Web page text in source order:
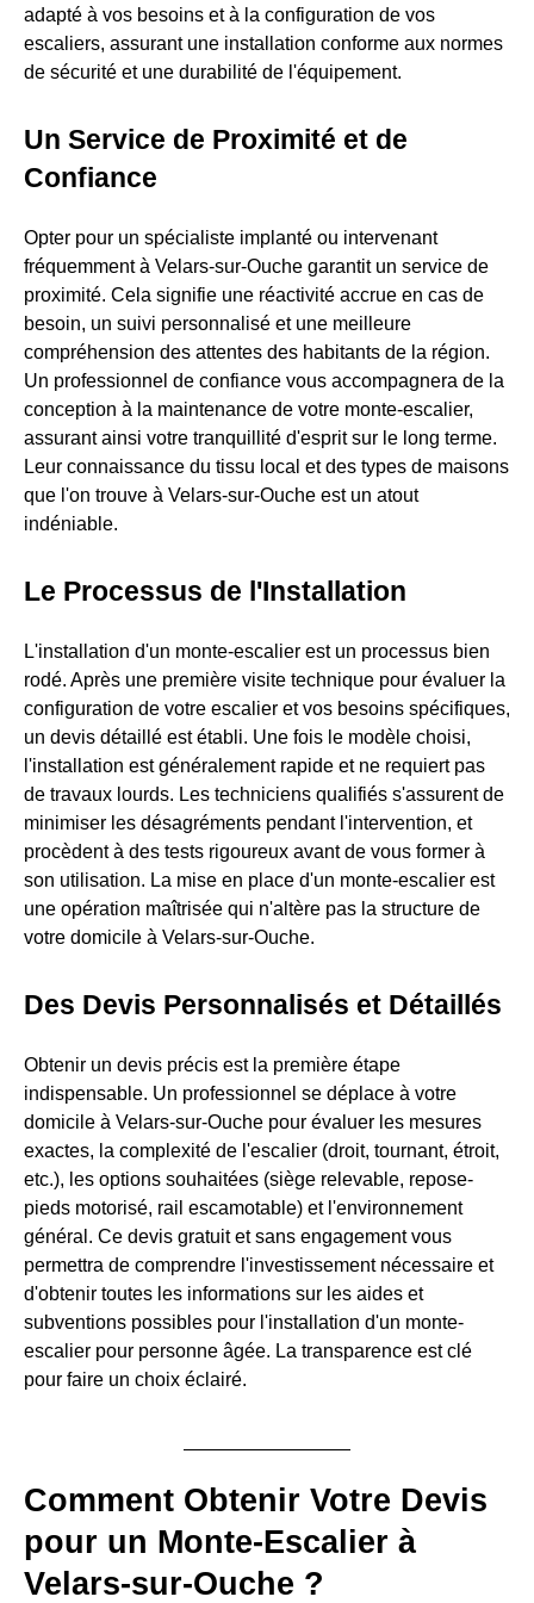
adapté à vos besoins et à la configuration de vos
escaliers, assurant une installation conforme aux normes
de sécurité et une durabilité de l'équipement.
Un Service de Proximité et de
Confiance
Opter pour un spécialiste implanté ou intervenant
fréquemment à Velars-sur-Ouche garantit un service de
proximité. Cela signifie une réactivité accrue en cas de
besoin, un suivi personnalisé et une meilleure
compréhension des attentes des habitants de la région.
Un professionnel de confiance vous accompagnera de la
conception à la maintenance de votre monte-escalier,
assurant ainsi votre tranquillité d'esprit sur le long terme.
Leur connaissance du tissu local et des types de maisons
que l'on trouve à Velars-sur-Ouche est un atout
indéniable.
Le Processus de l'Installation
L'installation d'un monte-escalier est un processus bien
rodé. Après une première visite technique pour évaluer la
configuration de votre escalier et vos besoins spécifiques,
un devis détaillé est établi. Une fois le modèle choisi,
l'installation est généralement rapide et ne requiert pas
de travaux lourds. Les techniciens qualifiés s'assurent de
minimiser les désagréments pendant l'intervention, et
procèdent à des tests rigoureux avant de vous former à
son utilisation. La mise en place d'un monte-escalier est
une opération maîtrisée qui n'altère pas la structure de
votre domicile à Velars-sur-Ouche.
Des Devis Personnalisés et Détaillés
Obtenir un devis précis est la première étape
indispensable. Un professionnel se déplace à votre
domicile à Velars-sur-Ouche pour évaluer les mesures
exactes, la complexité de l'escalier (droit, tournant, étroit,
etc.), les options souhaitées (siège relevable, repose-
pieds motorisé, rail escamotable) et l'environnement
général. Ce devis gratuit et sans engagement vous
permettra de comprendre l'investissement nécessaire et
d'obtenir toutes les informations sur les aides et
subventions possibles pour l'installation d'un monte-
escalier pour personne âgée. La transparence est clé
pour faire un choix éclairé.
Comment Obtenir Votre Devis
pour un Monte-Escalier à
Velars-sur-Ouche ?